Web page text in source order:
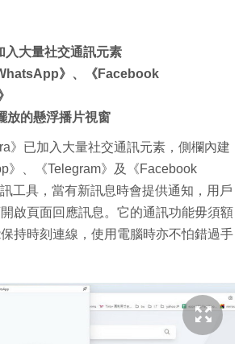
入大量社交通訊元素
》、《Facebook
放的懸浮播片視窗
》已加入大量社交通訊元素，側欄內建
》、《Telegram》及《Facebook
工具，當有新訊息時會提供通知，用戶
啟頁面回應訊息。它的通訊功能毋須額
持時刻連線，使用電腦時亦不怕錯過手